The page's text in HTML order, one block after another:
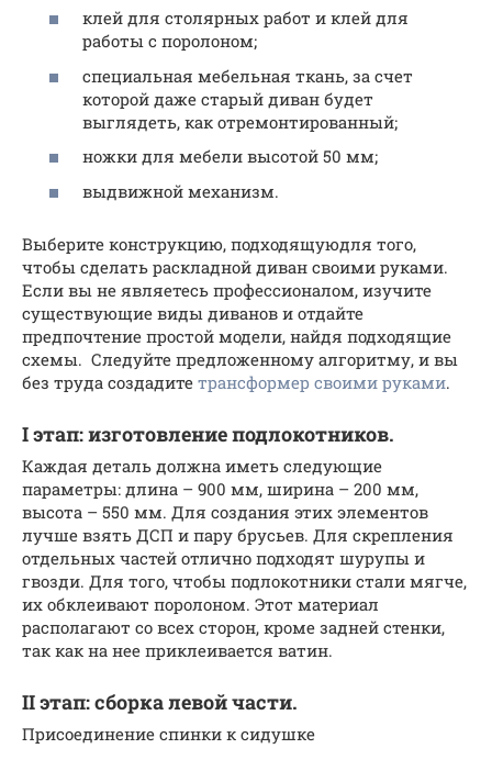
клей для столярных работ и клей для
работы с поролоном;
специальная мебельная ткань, за счет
которой даже старый диван будет
выглядеть, как отремонтированный;
ножки для мебели высотой 50 мм;
выдвижной механизм.
Выберите конструкцию, подходящуюдля того,
чтобы сделать раскладной диван своими руками.
Если вы не являетесь профессионалом, изучите
существующие виды диванов и отдайте
предпочтение простой модели, найдя подходящие
схемы. Следуйте предложенному алгоритму, и вы
без труда создадите трансформер своими руками.
I этап: изготовление подлокотников.
Каждая деталь должна иметь следующие
параметры: длина – 900 мм, ширина – 200 мм,
высота – 550 мм. Для создания этих элементов
лучше взять ДСП и пару брусьев. Для скрепления
отдельных частей отлично подходят шурупы и
гвозди. Для того, чтобы подлокотники стали мягче,
их обклеивают поролоном. Этот материал
располагают со всех сторон, кроме задней стенки,
так как на нее приклеивается ватин.
II этап: сборка левой части.
Присоединение спинки к сидушке